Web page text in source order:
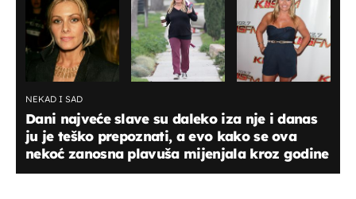
NEKAD I SAD
Dani najveće slave su daleko iza nje i danas
ju je teško prepoznati, a evo kako se ova
nekoć zanosna plavuša mijenjala kroz godine